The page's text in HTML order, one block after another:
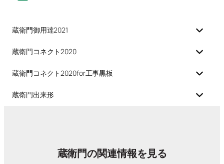
蔵衛門御用達2021
蔵衛門コネクト2020
蔵衛門コネクト2020for工事黒板
蔵衛門出来形
蔵衛門の関連情報を見る